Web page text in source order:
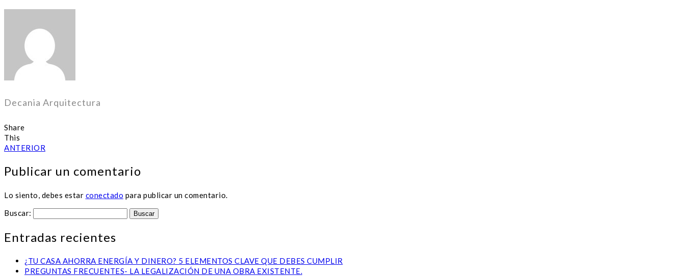
Decania Arquitectura
Share
This
ANTERIOR
Publicar un comentario
Lo siento, debes estar conectado para publicar un comentario.
Buscar:
Entradas recientes
¿TU CASA AHORRA ENERGÍA Y DINERO? 5 ELEMENTOS CLAVE QUE DEBES CUMPLIR
PREGUNTAS FRECUENTES- LA LEGALIZACIÓN DE UNA OBRA EXISTENTE.